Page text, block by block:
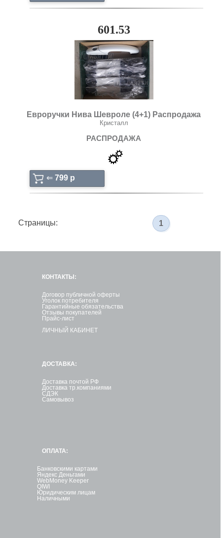
601.53
ещё: 1 фото
Евроручки Нива Шевроле (4+1) Распродажа
Кристалл
РАСПРОДАЖА
⇐ 799 p
Страницы: 1
КОНТАКТЫ:
Договор публичной оферты
Уголок потребителя
Гарантийные обязательства
Отзывы покупателей
Прайс-лист
ЛИЧНЫЙ КАБИНЕТ
ДОСТАВКА:
Доставка почтой РФ
Доставка тр.компаниями
СДЭК
Самовывоз
ОПЛАТА:
Банковскими картами
Яндекс Деньгами
WebMoney Keeper
QIWI
Юридическим лицам
Наличными